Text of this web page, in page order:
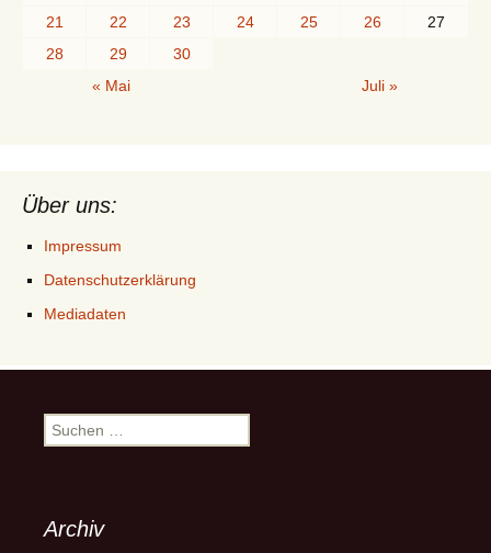
21
22 23 24 25 26
27
28
29
30
« Mai
Juli »
Über uns:
Impressum
Datenschutzerklärung
Mediadaten
Suchen
nach:
Archiv